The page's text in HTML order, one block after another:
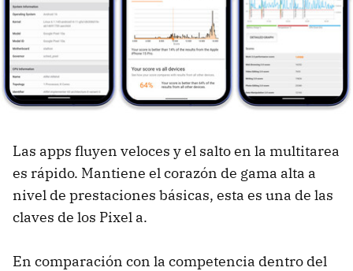
Las apps fluyen veloces y el salto en la multitarea
es rápido. Mantiene el corazón de gama alta a
nivel de prestaciones básicas, esta es una de las
claves de los Pixel a.
En comparación con la competencia dentro del